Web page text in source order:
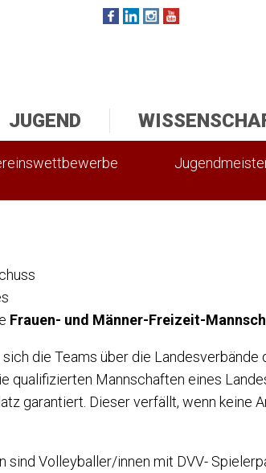
JUGEND
Frauen- und Männer-Freizeit-
die Teams über die Landesverbände
qualifizierten Mannschaften eines
garantiert. Dieser verfällt, wenn keine
sind Volleyballer/innen mit DVV-